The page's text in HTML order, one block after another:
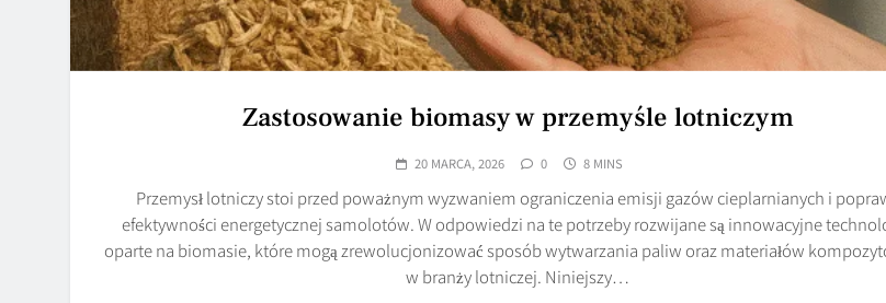
Zastosowanie biomasy w przemyśle lotniczym
20 MARCA, 2026 0 8 MINS
Przemysł lotniczy stoi przed poważnym wyzwaniem ograniczenia emisji gazów cieplarnianych i
efektywności energetycznej samolotów. W odpowiedzi na te potrzeby rozwijane są innowacyjne
oparte na biomasie, które mogą zrewolucjonizować sposób wytwarzania paliw oraz materiałów
w branży lotniczej. Niniejszy…